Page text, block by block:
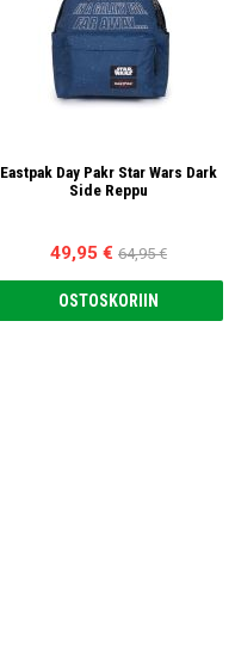
Eastpak Day Pakr Star Wars Dark
Side Reppu
49,95 € 64,95 €
OSTOSKORIIN